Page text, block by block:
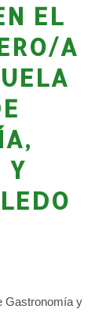
EL
A
Y
Gastronomía y